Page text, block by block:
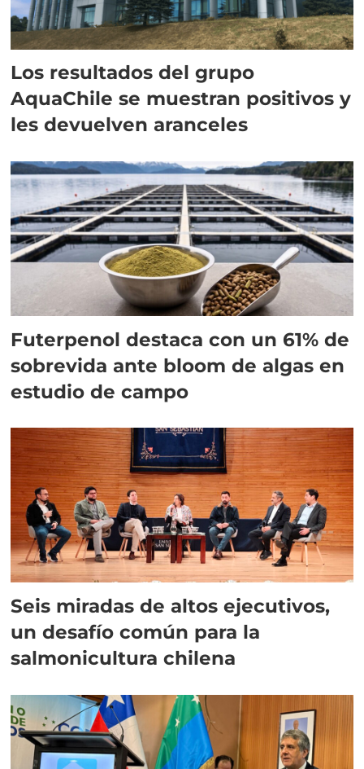
Los resultados del grupo
AquaChile se muestran positivos y
les devuelven aranceles
Futerpenol destaca con un 61% de
sobrevida ante bloom de algas en
estudio de campo
Seis miradas de altos ejecutivos,
un desafío común para la
salmonicultura chilena